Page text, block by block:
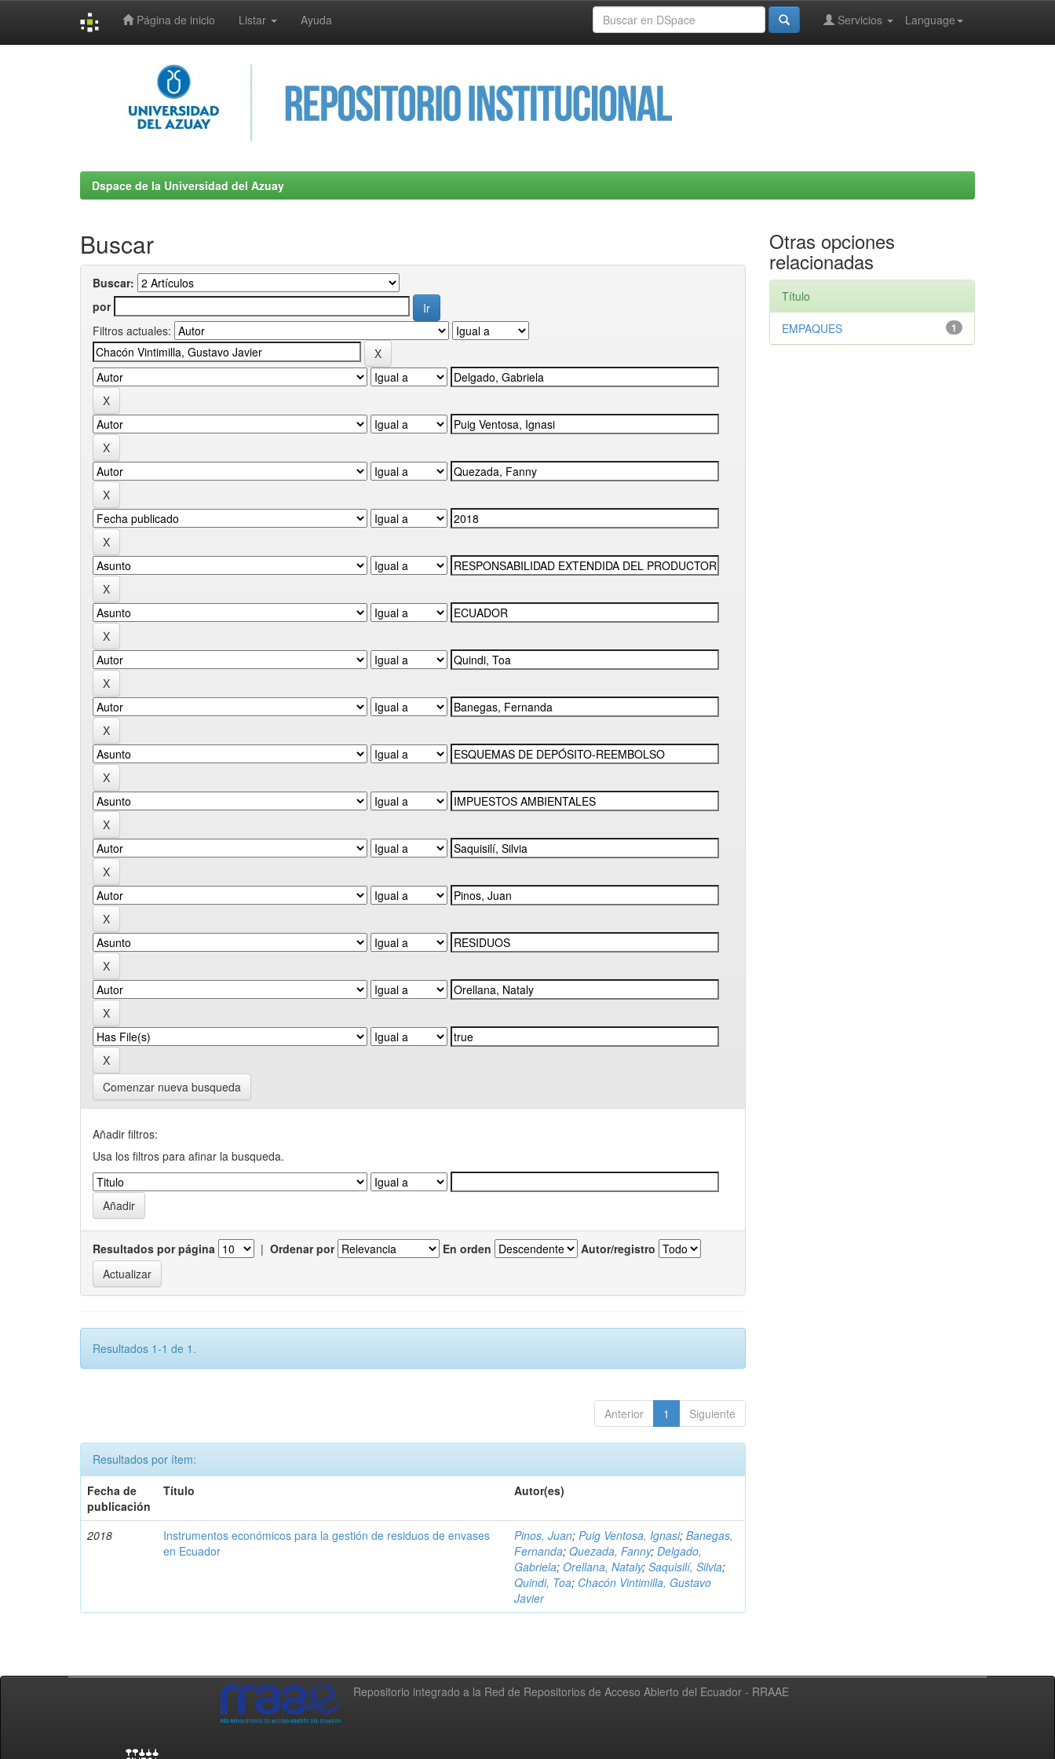
Página de inicio Listar Ayuda Language
Servicios
Dspace de la Universidad del Azuay
Buscar
Buscar:
por
Filtros actuales:
Comenzar nueva busqueda
Añadir filtros:
Usa los filtros para afinar la busqueda.
Resultados por página | Ordenar por En orden Autor/registro
Resultados 1-1 de 1.
Anterior 1 Siguiente
Resultados por ítem:
Fecha de
publicación
Título Autor(es)
2018
Instrumentos económicos para la gestión de residuos de envases
en Ecuador
Pinos, Juan;Puig Ventosa, Ignasi;Banegas,
Fernanda;Quezada, Fanny;Delgado,
Gabriela;Orellana, Nataly;Saquisilí, Silvia;
Quindi, Toa; Chacón Vintimilla, Gustavo
Javier
Otras opciones
relacionadas
Título
1
EMPAQUES
Repositorio integrado a la Red de Repositorios de Acceso Abierto del Ecuador - RRAAE